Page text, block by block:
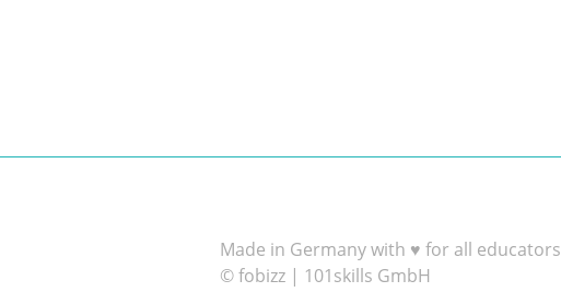
Made in Germany with ♥ for all educators
© fobizz | 101skills GmbH